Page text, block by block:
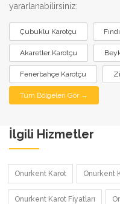
yararlanabilirsiniz:
Çubuklu Karotçu
Akaretler Karotçu
Fenerbahçe Karotçu
Tüm Bölgeleri Gör →
İlgili Hizmetler
Onurkent Karot Onurkent
Onurkent Karot Fiyatları